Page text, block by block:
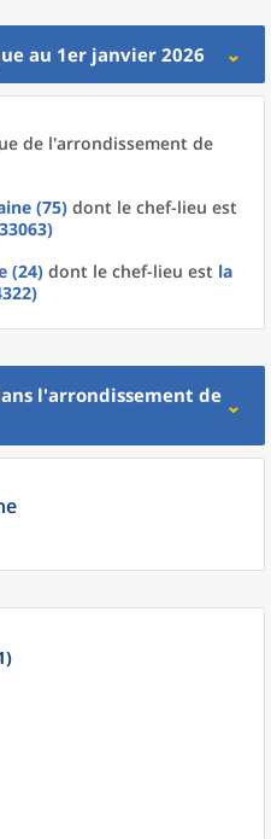
au 1er janvier 2026
de l'arrondissement de
(75) dont le chef-lieu est
(24) dont le chef-lieu est la
l'arrondissement de